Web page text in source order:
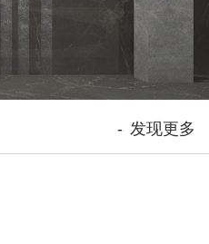
- 发现更多